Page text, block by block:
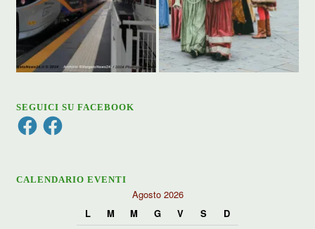
SEGUICI SU FACEBOOK
FacebookFacebook
CALENDARIO EVENTI
Agosto 2026
L
M M G V S
D